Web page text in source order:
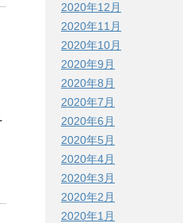
2020年12月
2020年11月
2020年10月
2020年9月
2020年8月
2020年7月
2020年6月
2020年5月
2020年4月
2020年3月
2020年2月
2020年1月